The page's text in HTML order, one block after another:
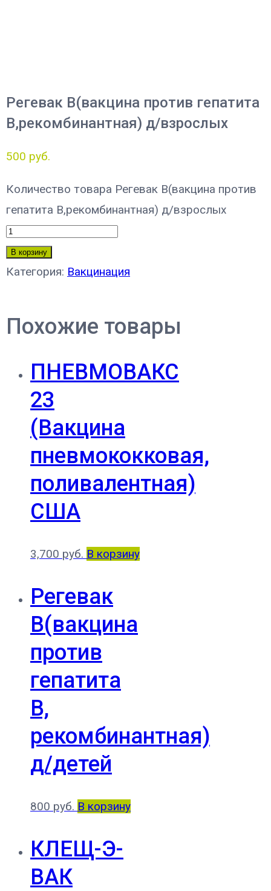
Регевак В(вакцина против гепатита
В,рекомбинантная) д/взрослых
500 руб.
Количество товара Регевак В(вакцина против
гепатита В,рекомбинантная) д/взрослых
В корзину
Категория: Вакцинация
Похожие товары
ПНЕВМОВАКС
23
(Вакцина
пневмококковая,
поливалентная)
США
3,700 руб. В корзину
Регевак
В(вакцина
против
гепатита
В,
рекомбинантная)
д/детей
800 руб. В корзину
КЛЕЩ-Э-
ВАК